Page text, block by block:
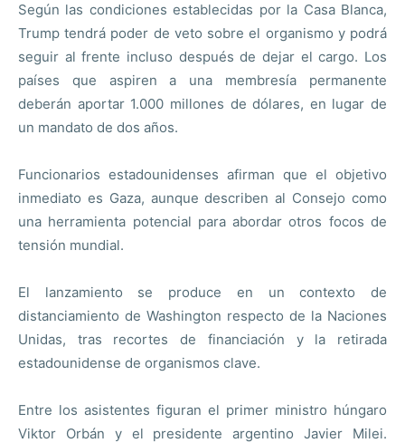
Según las condiciones establecidas por la Casa Blanca,
Trump tendrá poder de veto sobre el organismo y podrá
seguir al frente incluso después de dejar el cargo. Los
países que aspiren a una membresía permanente
deberán aportar 1.000 millones de dólares, en lugar de
un mandato de dos años.
Funcionarios estadounidenses afirman que el objetivo
inmediato es Gaza, aunque describen al Consejo como
una herramienta potencial para abordar otros focos de
tensión mundial.
El lanzamiento se produce en un contexto de
distanciamiento de Washington respecto de la Naciones
Unidas, tras recortes de financiación y la retirada
estadounidense de organismos clave.
Entre los asistentes figuran el primer ministro húngaro
Viktor Orbán y el presidente argentino Javier Milei.